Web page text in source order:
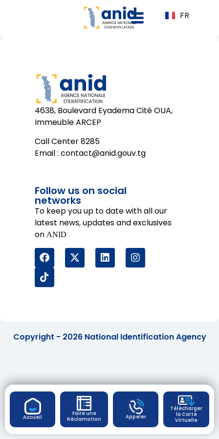
FR
Accueil
Faire une
Réclamation
Appeler
Télécharger
la Carte
Virtuelle
4638, Boulevard Eyadema Cité OUA,
Immeuble ARCEP
Call Center 8285
Email : contact@anid.gouv.tg
Follow us on social
networks
To keep you up to date with all our
latest news, updates and exclusives
on ANID
Copyright - 2026 National Identification Agency